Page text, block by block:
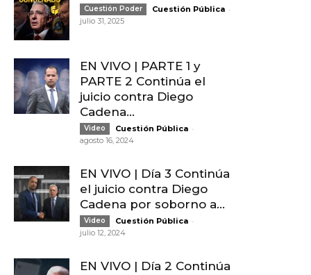
Cuestión Poder Cuestión Pública -
julio 31, 2025
EN VIVO | PARTE 1 y
PARTE 2 Continúa el
juicio contra Diego
Cadena...
Video Cuestión Pública -
agosto 16, 2024
EN VIVO | Día 3 Continúa
el juicio contra Diego
Cadena por soborno a...
Video Cuestión Pública -
julio 12, 2024
EN VIVO | Día 2 Continúa